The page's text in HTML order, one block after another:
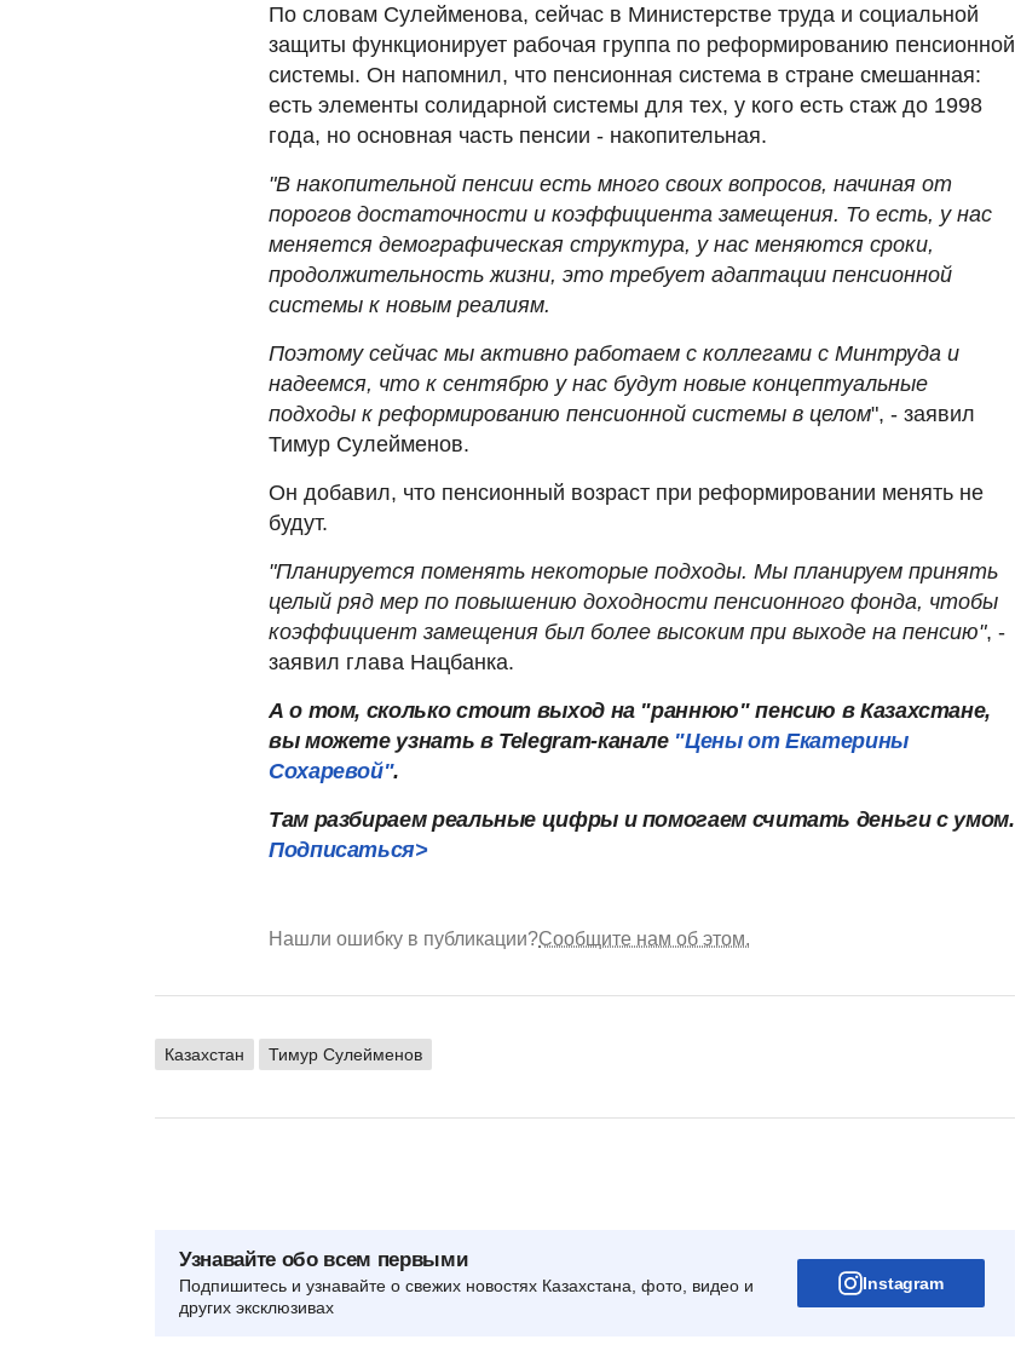
По словам Сулейменова, сейчас в Министерстве труда и социальной
защиты функционирует рабочая группа по реформированию пенсионной
системы. Он напомнил, что пенсионная система в стране смешанная:
есть элементы солидарной системы для тех, у кого есть стаж до 1998
года, но основная часть пенсии - накопительная.
"В накопительной пенсии есть много своих вопросов, начиная от
порогов достаточности и коэффициента замещения. То есть, у нас
меняется демографическая структура, у нас меняются сроки,
продолжительность жизни, это требует адаптации пенсионной
системы к новым реалиям.
Поэтому сейчас мы активно работаем с коллегами с Минтруда и
надеемся, что к сентябрю у нас будут новые концептуальные
подходы к реформированию пенсионной системы в целом", - заявил
Тимур Сулейменов.
Он добавил, что пенсионный возраст при реформировании менять не
будут.
"Планируется поменять некоторые подходы. Мы планируем принять
целый ряд мер по повышению доходности пенсионного фонда, чтобы
коэффициент замещения был более высоким при выходе на пенсию", -
заявил глава Нацбанка.
А о том, сколько стоит выход на "раннюю" пенсию в Казахстане,
вы можете узнать в Telegram-канале "Цены от Екатерины
Сохаревой".
Там разбираем реальные цифры и помогаем считать деньги с умом.
Подписаться>
Нашли ошибку в публикации?Сообщите нам об этом.
Казахстан Тимур Сулейменов
Узнавайте обо всем первыми
Подпишитесь и узнавайте о свежих новостях Казахстана, фото, видео и
других эксклюзивах
Instagram